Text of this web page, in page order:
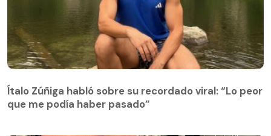
Ítalo Zúñiga habló sobre su recordado viral: “Lo peor
que me podía haber pasado”